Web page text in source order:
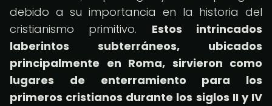
debido a su importancia en la historia del
cristianismo primitivo. Estos intrincados
laberintos subterráneos, ubicados
principalmente en Roma, sirvieron como
lugares de enterramiento para los
primeros cristianos durante los siglos II y IV